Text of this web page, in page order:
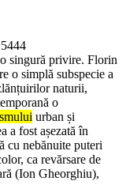
singură privire. Florin
o simplă subspecie a
naturii,
o
urban și
a fost așezată în
cu nebănuite puteri
ca revărsare de
(Ion Gheorghiu),